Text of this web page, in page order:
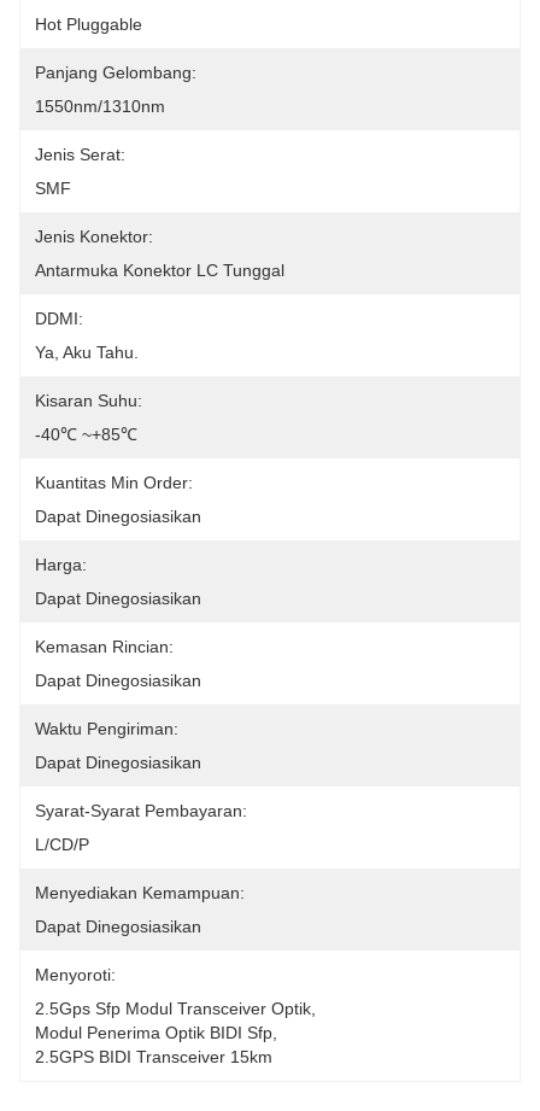
Hot Pluggable
Panjang Gelombang:
1550nm/1310nm
Jenis Serat:
SMF
Jenis Konektor:
Antarmuka Konektor LC Tunggal
DDMI:
Ya, Aku Tahu.
Kisaran Suhu:
-40℃ ~+85℃
Kuantitas Min Order:
Dapat Dinegosiasikan
Harga:
Dapat Dinegosiasikan
Kemasan Rincian:
Dapat Dinegosiasikan
Waktu Pengiriman:
Dapat Dinegosiasikan
Syarat-Syarat Pembayaran:
L/CD/P
Menyediakan Kemampuan:
Dapat Dinegosiasikan
Menyoroti:
2.5Gps Sfp Modul Transceiver Optik
Modul Penerima Optik BIDI Sfp
2.5GPS BIDI Transceiver 15km